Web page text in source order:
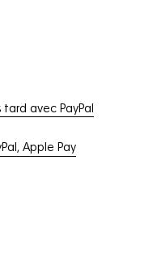
avec PayPal
Apple Pay